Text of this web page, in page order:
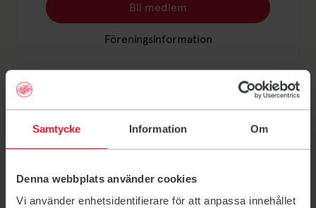
Samtycke Information Om
Denna webbplats använder cookies
Vi använder enhetsidentifierare för att anpassa innehållet
Länk till: Bli medlem
Bli medlem
Länk till: Föreningsinformation
Föreningsinformation
Här kan du träna
Aggarpshallen
Aggarpshallen
Skola / Idrottshall